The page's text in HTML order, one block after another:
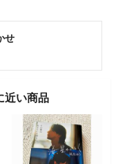
せ
近い商品